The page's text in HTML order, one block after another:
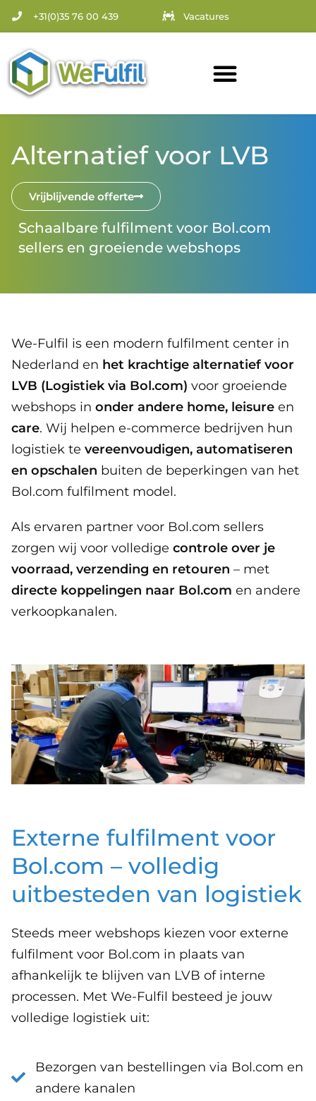
+31(0)35 76 00 439 Vacatures
Alternatief voor LVB
Vrijblijvende offerte
Schaalbare fulfilment voor Bol.com
sellers en groeiende webshops
We-Fulfil is een modern fulfilment center in
Nederland en het krachtige alternatief voor
LVB (Logistiek via Bol.com) voor groeiende
webshops in onder andere home, leisure en
care. Wij helpen e-commerce bedrijven hun
logistiek te vereenvoudigen, automatiseren
en opschalen buiten de beperkingen van het
Bol.com fulfilment model.
Als ervaren partner voor Bol.com sellers
zorgen wij voor volledige controle over je
voorraad, verzending en retouren – met
directe koppelingen naar Bol.com en andere
verkoopkanalen.
Externe fulfilment voor
Bol.com – volledig
uitbesteden van logistiek
Steeds meer webshops kiezen voor externe
fulfilment voor Bol.com in plaats van
afhankelijk te blijven van LVB of interne
processen. Met We-Fulfil besteed je jouw
volledige logistiek uit:
Bezorgen van bestellingen via Bol.com en
andere kanalen